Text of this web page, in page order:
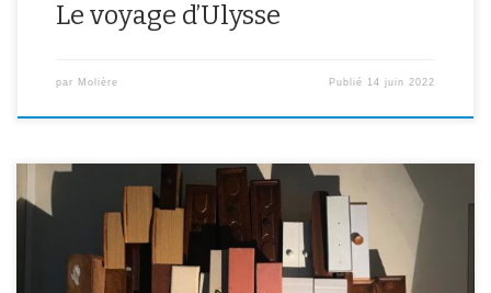
Le voyage d’Ulysse
par Molière Publié 14 juin 2022
« Chaque tiroir ouvert est un passage à travers l’espace temps… »
Michel V. vieux monsieur de 83 ans a disparu subitement dans les